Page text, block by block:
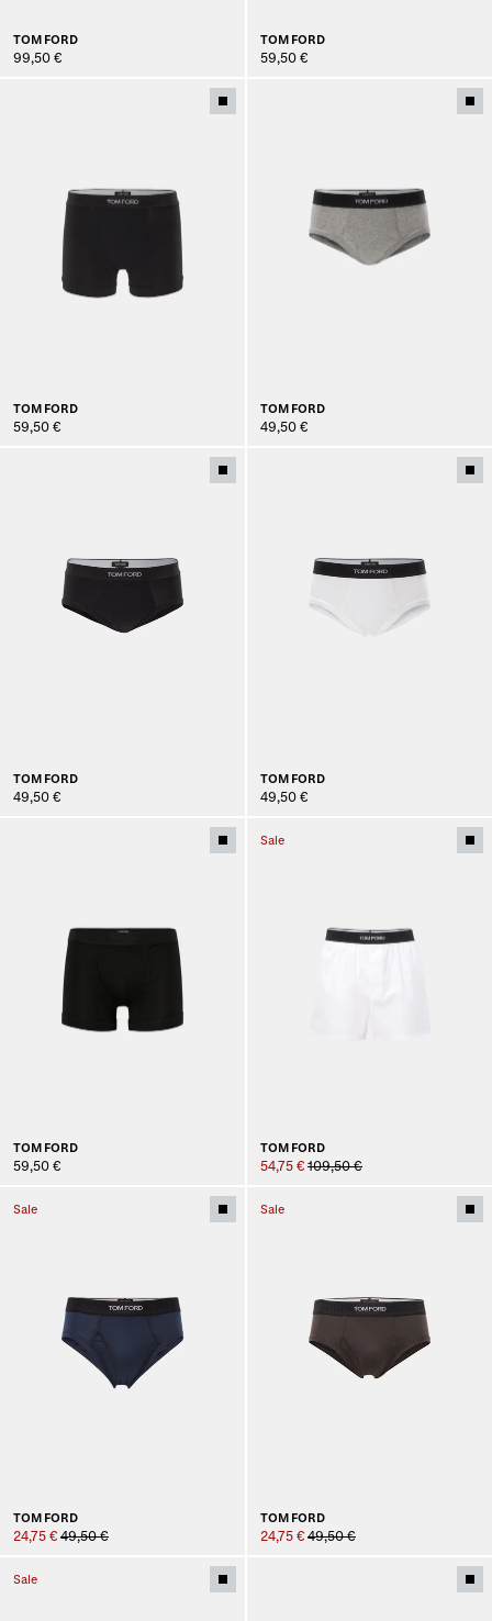
TOM FORD
99,50 €
TOM FORD
59,50 €
TOM FORD
59,50 €
TOM FORD
49,50 €
TOM FORD
49,50 €
TOM FORD
49,50 €
TOM FORD
59,50 €
Sale
TOM FORD
54,75 € 109,50 €
Sale
TOM FORD
24,75 € 49,50 €
Sale
TOM FORD
24,75 € 49,50 €
Sale